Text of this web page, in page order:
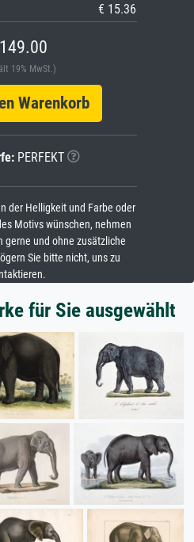
€ 15.36
19% MwSt.)
Warenkorb
PERFEKT
der Helligkeit und Farbe oder
Motivs wünschen, nehmen
gerne und ohne zusätzliche
Sie bitte nicht, uns zu
für Sie ausgewählt